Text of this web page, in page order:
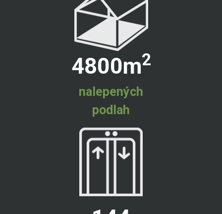
4800m2
nalepených
podlah